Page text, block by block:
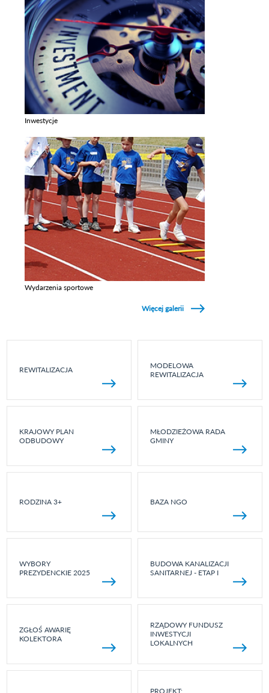
Inwestycje
Wydarzenia sportowe
Więcej galerii
REWITALIZACJA
MODELOWA
REWITALIZACJA
KRAJOWY PLAN
ODBUDOWY
MŁODZIEŻOWA RADA
GMINY
RODZINA 3+ BAZA NGO
WYBORY
PREZYDENCKIE 2025
BUDOWA KANALIZACJI
SANITARNEJ - ETAP I
ZGŁOŚ AWARIĘ
KOLEKTORA
RZĄDOWY FUNDUSZ
INWESTYCJI
LOKALNYCH
PROJEKT: